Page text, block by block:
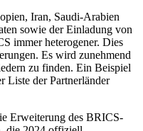
Iran, Saudi-Arabien
sowie der Einladung von
immer heterogener. Dies
Es wird zunehmend
zu finden. Ein Beispiel
Liste der Partnerländer
Erweiterung des BRICS-